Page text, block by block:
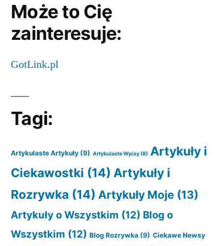
Może to Cię
zainteresuje:
GotLink.pl
Tagi:
Artykulaste Artykuły (9) Artykulaste Wpisy (8) Artykuły i
Ciekawostki (14) Artykuły i
Rozrywka (14) Artykuły Moje (13)
Artykuły o Wszystkim (12) Blog o
Wszystkim (12) Blog Rozrywka (9) Ciekawe Newsy